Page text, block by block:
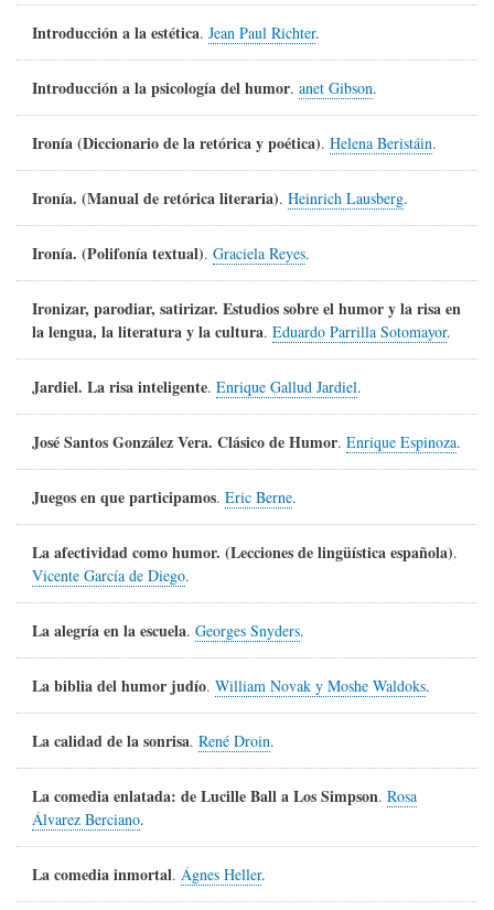
Introducción a la estética. Jean Paul Richter.
Introducción a la psicología del humor. anet Gibson.
Ironía (Diccionario de la retórica y poética). Helena Beristáin.
Ironía. (Manual de retórica literaria). Heinrich Lausberg.
Ironía. (Polifonía textual). Graciela Reyes.
Ironizar, parodiar, satirizar. Estudios sobre el humor y la risa en
la lengua, la literatura y la cultura. Eduardo Parrilla Sotomayor.
Jardiel. La risa inteligente. Enrique Gallud Jardiel.
José Santos González Vera. Clásico de Humor. Enrique Espinoza.
Juegos en que participamos. Eric Berne.
La afectividad como humor. (Lecciones de lingüística española).
Vicente García de Diego.
La alegría en la escuela. Georges Snyders.
La biblia del humor judío. William Novak y Moshe Waldoks.
La calidad de la sonrisa. René Droin.
La comedia enlatada: de Lucille Ball a Los Simpson. Rosa
Álvarez Berciano.
La comedia inmortal. Ágnes Heller.